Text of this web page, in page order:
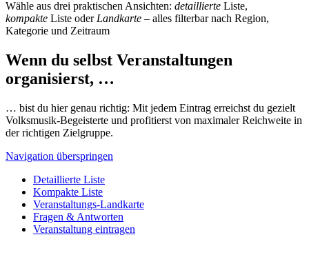
Wähle aus drei praktischen Ansichten: detaillierte Liste,
kompakte Liste oder Landkarte – alles filterbar nach Region,
Kategorie und Zeitraum
Wenn du selbst Veranstaltungen
organisierst, …
… bist du hier genau richtig: Mit jedem Eintrag erreichst du gezielt
Volksmusik-Begeisterte und profitierst von maximaler Reichweite in
der richtigen Zielgruppe.
Navigation überspringen
Detaillierte Liste
Kompakte Liste
Veranstaltungs-Landkarte
Fragen & Antworten
Veranstaltung eintragen